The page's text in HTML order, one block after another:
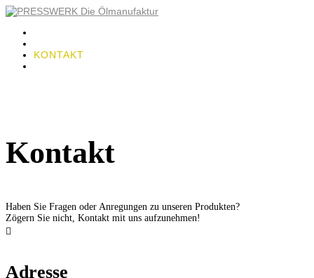
KONTAKT
Kontakt
Haben Sie Fragen oder Anregungen zu unseren Produkten?
Zögern Sie nicht, Kontakt mit uns aufzunehmen!

Adresse